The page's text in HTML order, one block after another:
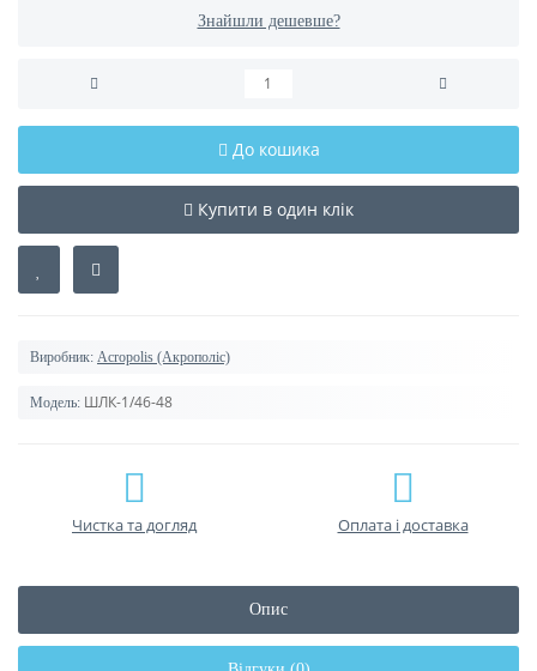
Знайшли дешевше?
До кошика
Купити в один клік
Виробник: Acropolis (Акрополіс)
Модель: ШЛК-1/46-48
Чистка та догляд Оплата і доставка
Опис